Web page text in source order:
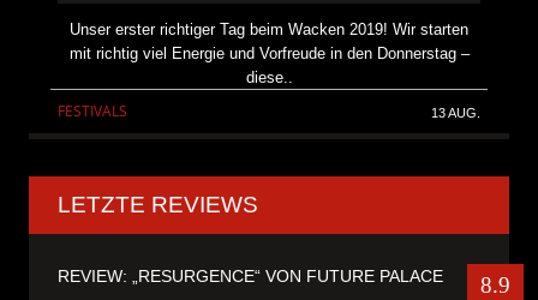
Unser erster richtiger Tag beim Wacken 2019! Wir starten
mit richtig viel Energie und Vorfreude in den Donnerstag –
diese..
FESTIVALS 13 AUG.
LETZTE REVIEWS
REVIEW: „RESURGENCE“ VON FUTURE PALACE 8.9